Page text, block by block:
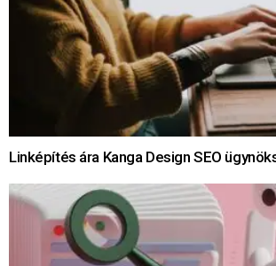
Linképítés ára Kanga Design SEO